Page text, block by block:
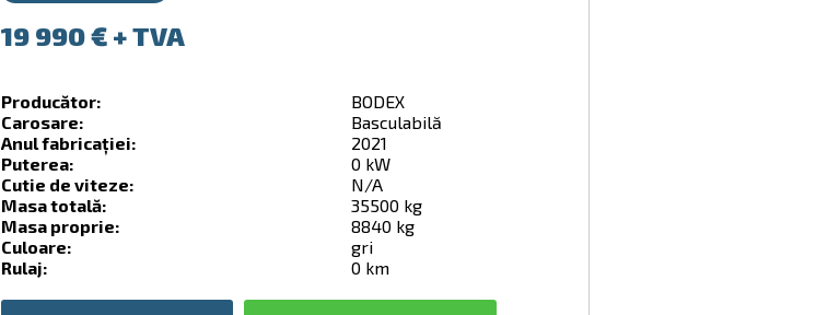
19 990€
Producător:
BODEX
Carosare:
Basculabilă
Anul fabricației:
2021
Puterea:
0 kW
Cutie de viteze:
N/A
Masa totală:
35500 kg
Masa proprie:
8840 kg
Culoare:
gri
Rulaj:
0 km